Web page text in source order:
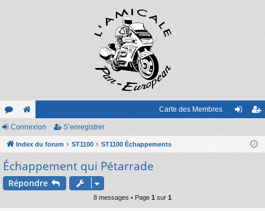
or
u
m
e
sit
e
Carte des Membres
nr
Connexion S’enregistrer
Index du forum ST1100 ST1100 Échappements
Échappement qui Pétarrade
Répondre
8 messages • Page 1 sur 1